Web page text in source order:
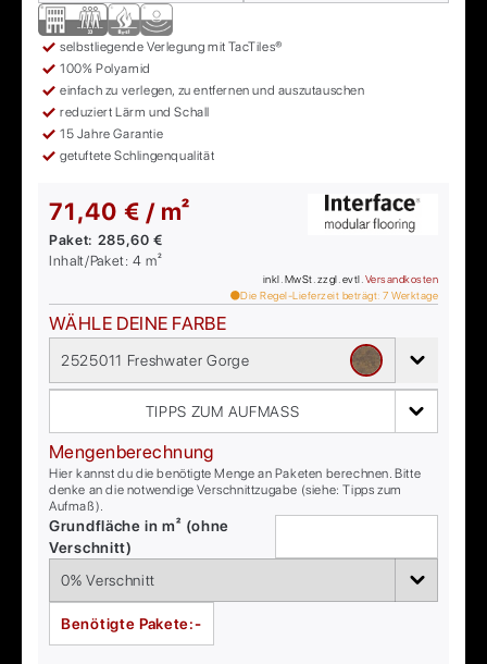
selbstliegende Verlegung mit TacTiles®
100% Polyamid
einfach zu verlegen, zu entfernen und auszutauschen
reduziert Lärm und Schall
15 Jahre Garantie
getuftete Schlingenqualität
71,40 € / m²
Paket: 285,60 €
Inhalt/Paket:4 m²
inkl. MwSt. zzgl. evtl. Versandkosten
Die Regel-Lieferzeit beträgt: 7 Werktage
WÄHLE DEINE FARBE
2525011 Freshwater Gorge
TIPPS ZUM AUFMASS
Mengenberechnung
Hier kannst du die benötigte Menge an Paketen berechnen. Bitte
denke an die notwendige Verschnittzugabe (siehe: Tipps zum
Aufmaß).
Grundfläche in m² (ohne
Verschnitt)
Benötigte Pakete:-